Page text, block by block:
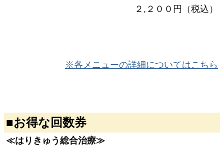
２,２００円（税込）
※各メニューの詳細についてはこちら
■お得な回数券
≪はりきゅう総合治療≫